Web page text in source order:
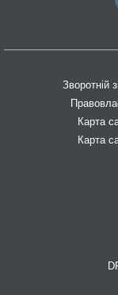
Зворотній
Карта
Карта